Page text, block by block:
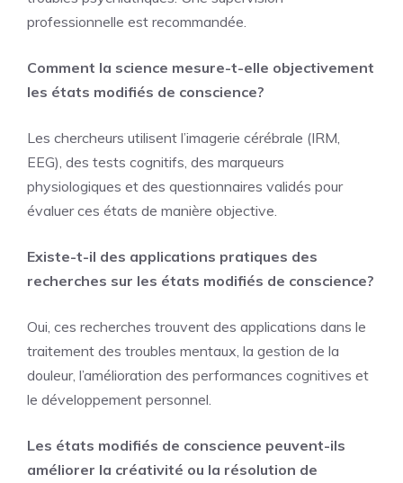
professionnelle est recommandée.
Comment la science mesure-t-elle objectivement
les états modifiés de conscience?
Les chercheurs utilisent l’imagerie cérébrale (IRM,
EEG), des tests cognitifs, des marqueurs
physiologiques et des questionnaires validés pour
évaluer ces états de manière objective.
Existe-t-il des applications pratiques des
recherches sur les états modifiés de conscience?
Oui, ces recherches trouvent des applications dans le
traitement des troubles mentaux, la gestion de la
douleur, l’amélioration des performances cognitives et
le développement personnel.
Les états modifiés de conscience peuvent-ils
améliorer la créativité ou la résolution de